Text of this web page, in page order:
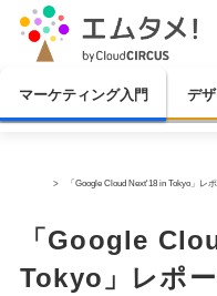
マーケティング入門 デ
「Google Cloud Next'18 in Tokyo」
「Google
Tokyo」レポ